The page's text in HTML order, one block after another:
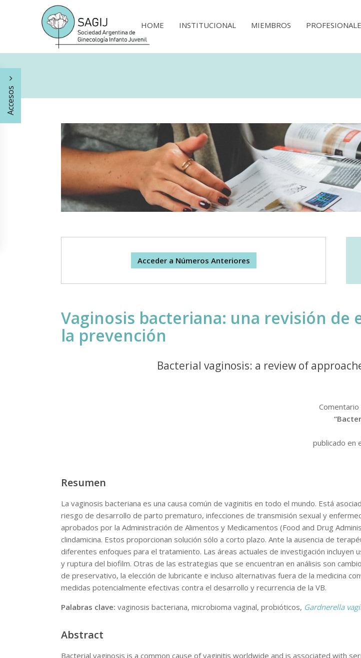
HOME INSTITUCIONAL MIEMBROS
Accesos
Acceder a Números Anteriores
Vaginosis bacteriana: una revisión
la prevención
Bacterial vaginosis: a review of
publicado en
Resumen
La vaginosis bacteriana es una causa común de vaginitis en todo el mundo. Está
riesgo de desarrollo de parto prematuro, infecciones de transmisión sexual y
aprobados por la Administración de Alimentos y Medicamentos (Food and Drug
clindamicina. Estos proporcionan solución sólo a corto plazo. Ante la ausencia de
diferentes enfoques para el tratamiento. Las áreas actuales de investigación
y ruptura del biofilm. Otras de las estrategias que se encuentran en análisis son
de preservativo, la elección de lubricante e incluso alternativas fuera de la medicina
medidas potencialmente efectivas contra el desarrollo y recurrencia de la VB.
Palabras clave: vaginosis bacteriana, microbioma vaginal, probióticos, Gardnerella
Abstract
Bacterial vaginosis is a common cause of vaginitis worldwide and is associated with